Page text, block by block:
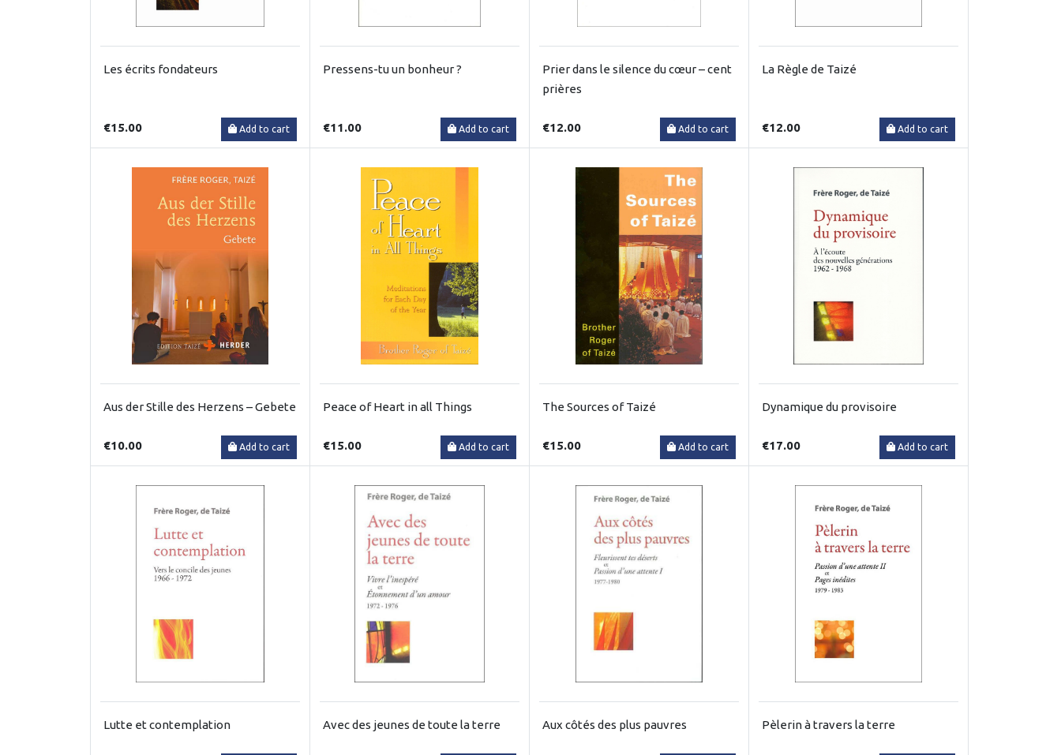
Les écrits fondateurs
€15.00 Add to cart
Pressens-tu un bonheur ?
€11.00 Add to cart
Prier dans le silence du cœur – cent
prières
€12.00 Add to cart
La Règle de Taizé
€12.00 Add to cart
Aus der Stille des Herzens – Gebete
€10.00 Add to cart
Peace of Heart in all Things
€15.00 Add to cart
The Sources of Taizé
€15.00 Add to cart
Dynamique du provisoire
€17.00 Add to cart
Lutte et contemplation Avec des jeunes de toute la terre Aux côtés des plus pauvres Pèlerin à travers la terre